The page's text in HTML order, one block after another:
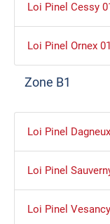
Loi Pinel Cessy
Loi Pinel Ornex
Zone B1
Loi Pinel
Loi Pinel
Loi Pinel